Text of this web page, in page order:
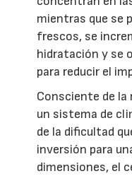
mientras que se
frescos, se
hidratación y se
para reducir el
Consciente de la
un sistema de
de la dificultad
inversión para
dimensiones, el